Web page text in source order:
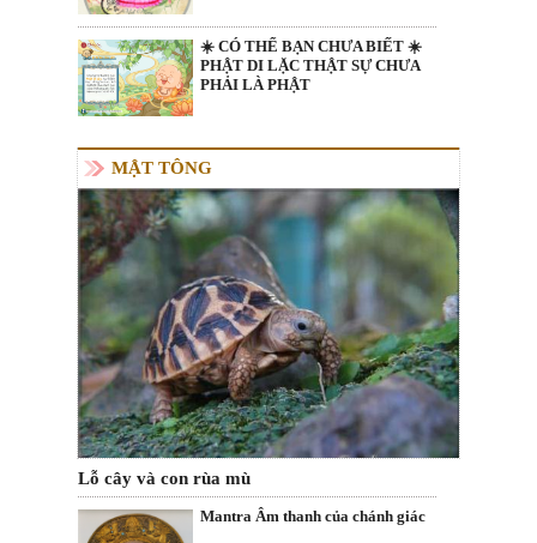
☀️ CÓ THỂ BẠN CHƯA BIẾT ☀️
PHẬT DI LẶC THẬT SỰ CHƯA
PHẢI LÀ PHẬT
MẬT TÔNG
Lỗ cây và con rùa mù
Mantra Âm thanh của chánh giác